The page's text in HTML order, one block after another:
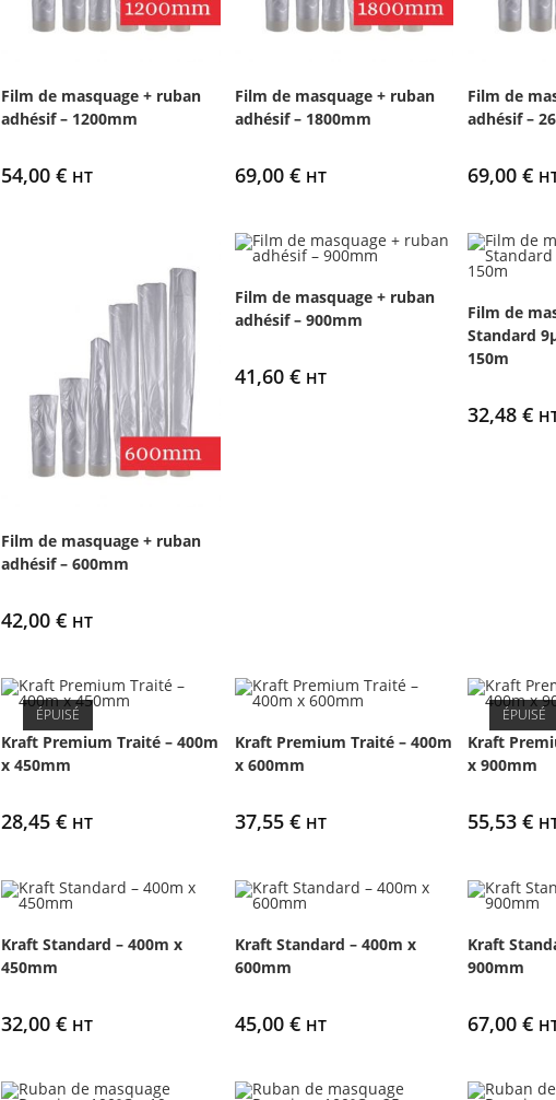
Film de masquage + ruban
adhésif – 1200mm
54,00€ HT
Film de masquage + ruban
adhésif – 1800mm
69,00 € HT
Film de
adhésif –
69,00 €
Film de masquage + ruban
adhésif – 600mm
42,00€ HT
Film de masquage + ruban
adhésif – 900mm
41,60 € HT
Film de
Standard
150m
32,48 €
ÉPUISÉ
Kraft Premium Traité – 400m
x 450mm
28,45€ HT
Kraft Premium Traité – 400m
x 600mm
37,55 € HT
ÉPUISÉ
Kraft
x 900mm
55,53 €
Kraft Standard – 400m x
450mm
32,00€ HT
Kraft Standard – 400m x
600mm
45,00 € HT
Kraft
900mm
67,00 €